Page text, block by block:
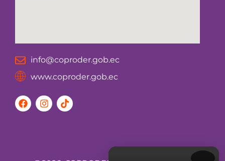
info@coproder.gob.ec
www.coproder.gob.ec
F
a
I
n
T
i